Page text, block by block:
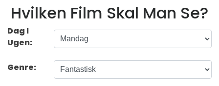
Hvilken Film Skal Man Se?
Dag I
Ugen:
Genre: